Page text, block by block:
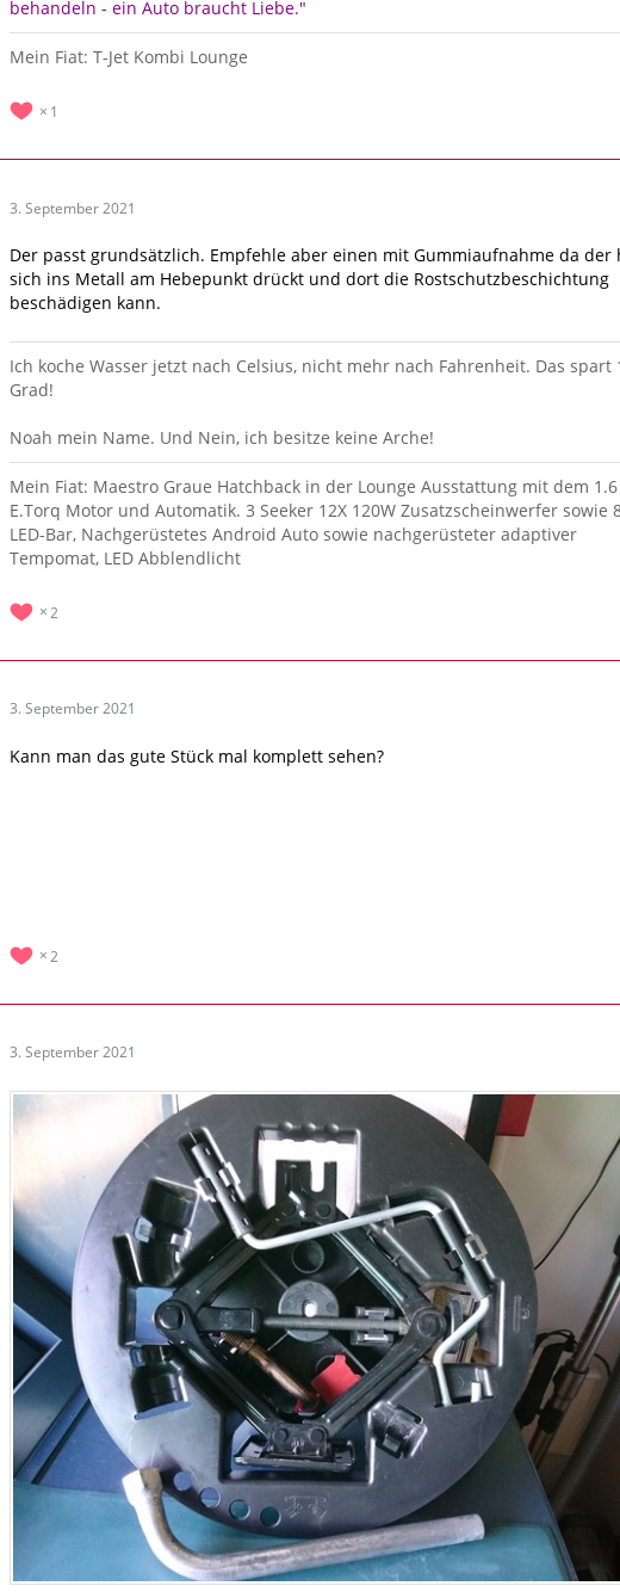
behandeln - ein Auto braucht Liebe."
Mein Fiat: T-Jet Kombi Lounge
1
3. September 2021
Der passt grundsätzlich. Empfehle aber einen mit Gummiaufnahme da der
sich ins Metall am Hebepunkt drückt und dort die Rostschutzbeschichtung
beschädigen kann.
Ich koche Wasser jetzt nach Celsius, nicht mehr nach Fahrenheit. Das spart
Grad!
Noah mein Name. Und Nein, ich besitze keine Arche!
Mein Fiat: Maestro Graue Hatchback in der Lounge Ausstattung mit dem 1.6
E.Torq Motor und Automatik. 3 Seeker 12X 120W Zusatzscheinwerfer sowie
LED-Bar, Nachgerüstetes Android Auto sowie nachgerüsteter adaptiver
Tempomat, LED Abblendlicht
2
3. September 2021
Kann man das gute Stück mal komplett sehen?
2
3. September 2021